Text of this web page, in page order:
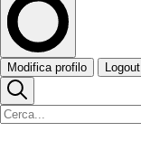
Modifica profilo Logout